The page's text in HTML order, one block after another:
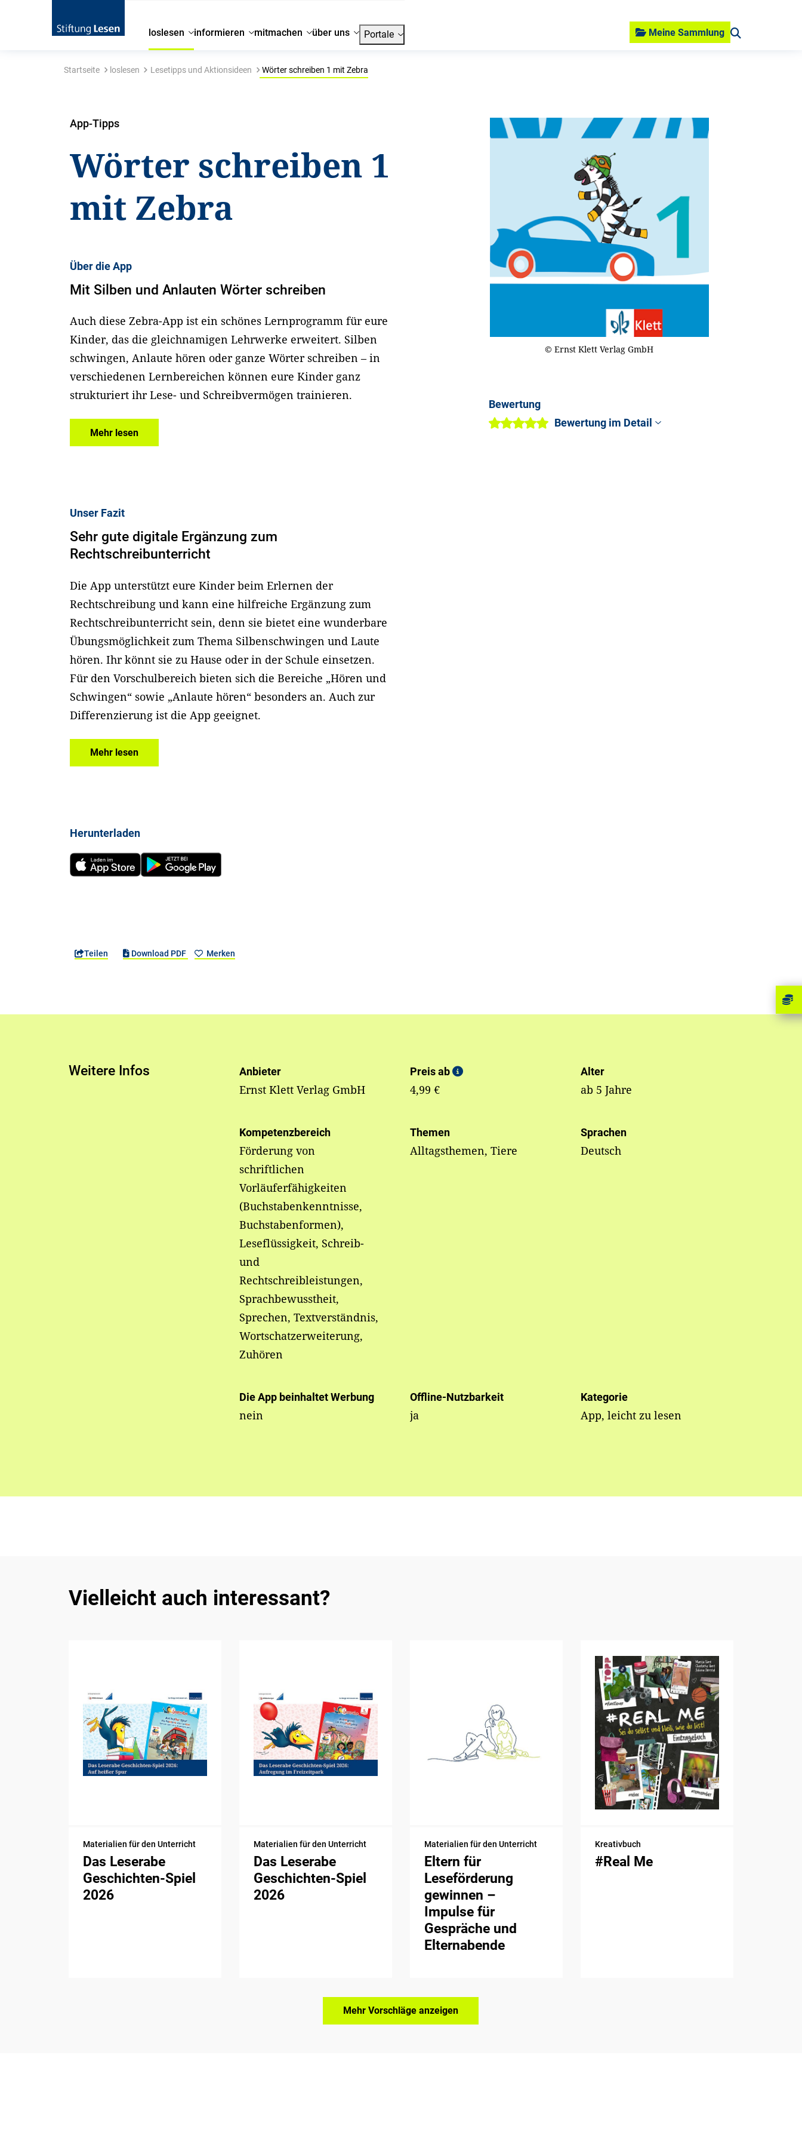
loslesen informieren mitmachen über uns Portale Meine Sammlung
Startseite loslesen Lesetipps und Aktionsideen Wörter schreiben 1 mit Zebra
App-Tipps
Wörter schreiben 1
mit Zebra
Über die App
Mit Silben und Anlauten Wörter schreiben
Auch diese Zebra-App ist ein schönes Lernprogramm für eure
Kinder, das die gleichnamigen Lehrwerke erweitert. Silben
schwingen, Anlaute hören oder ganze Wörter schreiben – in
verschiedenen Lernbereichen können eure Kinder ganz
strukturiert ihr Lese- und Schreibvermögen trainieren.
Mehr lesen
Unser Fazit
Sehr gute digitale Ergänzung zum
Rechtschreibunterricht
Die App unterstützt eure Kinder beim Erlernen der
Rechtschreibung und kann eine hilfreiche Ergänzung zum
Rechtschreibunterricht sein, denn sie bietet eine wunderbare
Übungsmöglichkeit zum Thema Silbenschwingen und Laute
hören. Ihr könnt sie zu Hause oder in der Schule einsetzen.
Für den Vorschulbereich bieten sich die Bereiche „Hören und
Schwingen“ sowie „Anlaute hören“ besonders an. Auch zur
Differenzierung ist die App geeignet.
Mehr lesen
Herunterladen
Teilen Download PDF Merken
© Ernst Klett Verlag GmbH
Bewertung
Bewertung im Detail
Weitere Infos Anbieter
Ernst Klett Verlag GmbH
Preis ab
4,99 €
Alter
ab 5 Jahre
Kompetenzbereich
Förderung von
schriftlichen
Vorläuferfähigkeiten
(Buchstabenkenntnisse,
Buchstabenformen),
Leseflüssigkeit, Schreib-
und
Rechtschreibleistungen,
Sprachbewusstheit,
Sprechen, Textverständnis,
Wortschatzerweiterung,
Zuhören
Themen
Alltagsthemen, Tiere
Sprachen
Deutsch
Die App beinhaltet Werbung
nein
Offline-Nutzbarkeit
ja
Kategorie
App, leicht zu lesen
Vielleicht auch interessant?
Materialien für den Unterricht
Das Leserabe
Geschichten-Spiel
2026
Materialien für den Unterricht
Das Leserabe
Geschichten-Spiel
2026
Materialien für den Unterricht
Eltern für
Leseförderung
gewinnen –
Impulse für
Gespräche und
Elternabende
Kreativbuch
#Real Me
Mehr Vorschläge anzeigen